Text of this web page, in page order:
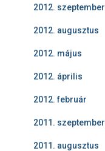
2012. szeptember
2012. augusztus
2012. május
2012. április
2012. február
2011. szeptember
2011. augusztus